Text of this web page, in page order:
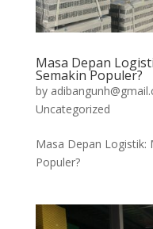
Masa Depan
Semakin Populer?
by
Uncategorized
Masa Depan Logistik:
Populer?